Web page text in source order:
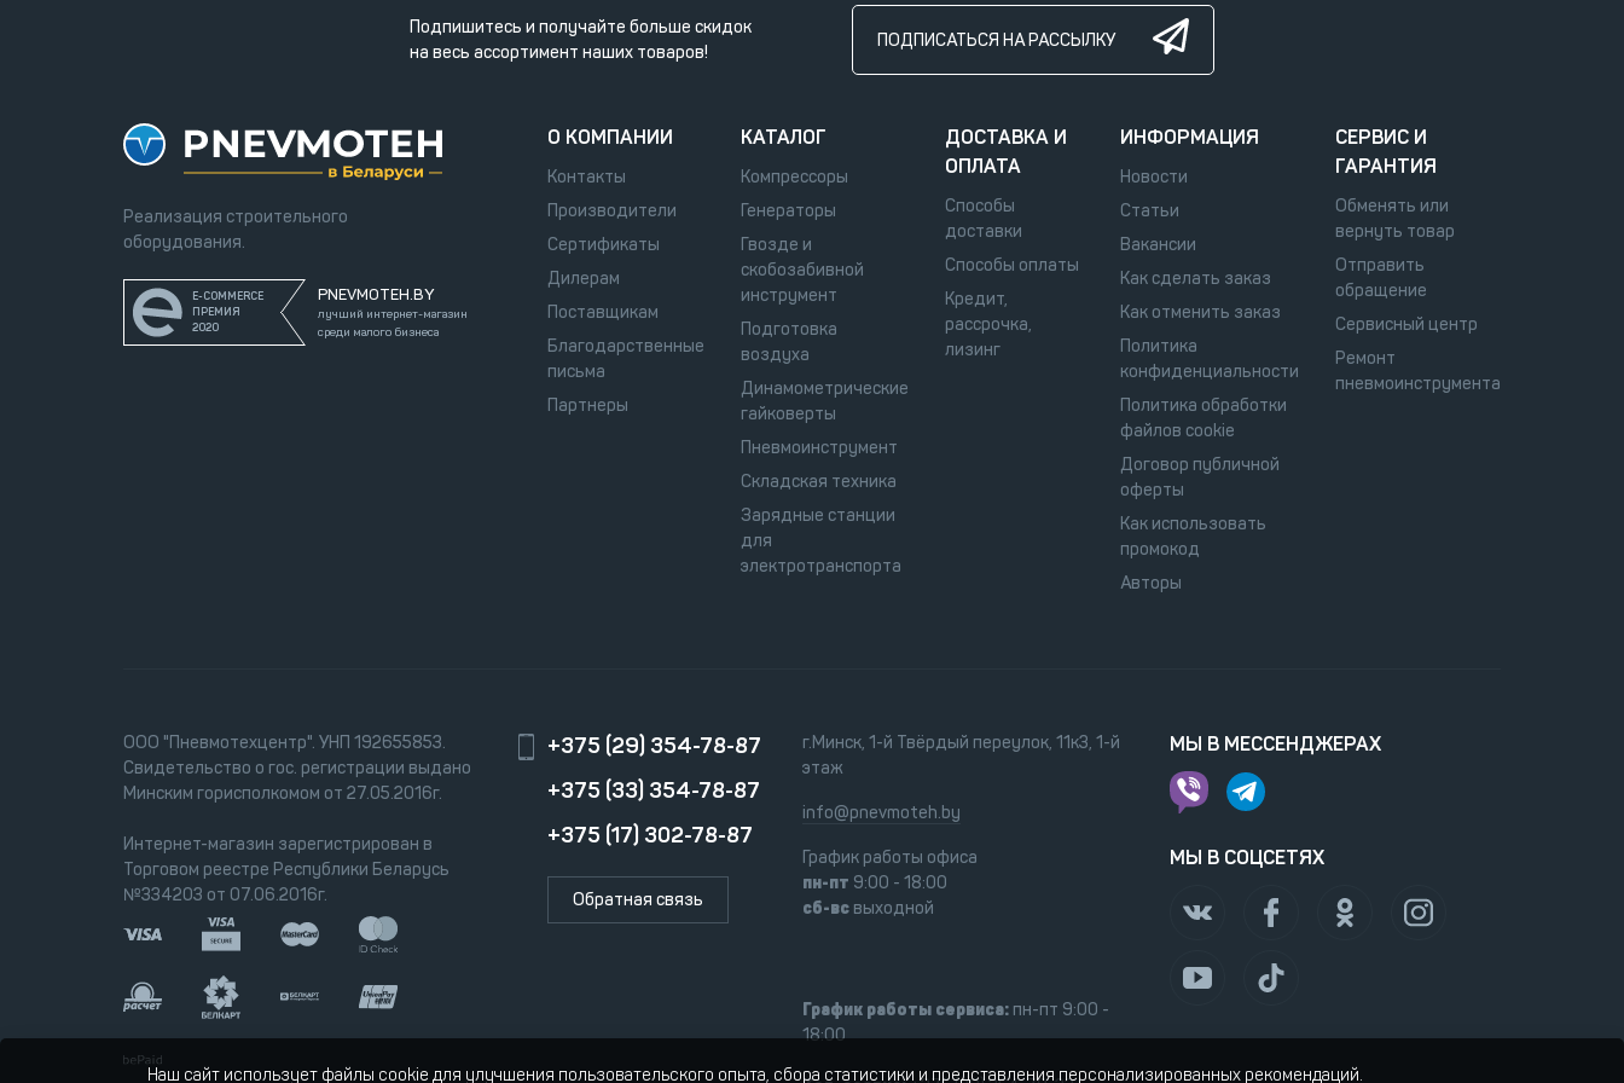
Подпишитесь и получайте больше скидок
на весь ассортимент наших товаров!
ПОДПИСАТЬСЯ НА РАССЫЛКУ
Реализация строительного
оборудования.
E-COMMERCE
ПРЕМИЯ
2020
PNEVMOTEH.BY
лучший интернет-магазин
среди малого бизнеса
О КОМПАНИИ
Контакты
Производители
Сертификаты
Дилерам
Поставщикам
Благодарственные
письма
Партнеры
КАТАЛОГ
Компрессоры
Генераторы
Гвозде и
скобозабивной
инструмент
Подготовка
воздуха
Динамометрические
гайковерты
Пневмоинструмент
Складская техника
Зарядные станции
для
электротранспорта
ДОСТАВКА И
ОПЛАТА
Способы
доставки
Способы оплаты
Кредит,
рассрочка,
лизинг
ИНФОРМАЦИЯ
Новости
Статьи
Вакансии
Как сделать заказ
Как отменить заказ
Политика
конфиденциальности
Политика обработки
файлов cookie
Договор публичной
оферты
Как использовать
промокод
Авторы
СЕРВИС И
ГАРАНТИЯ
Обменять или
вернуть товар
Отправить
обращение
Сервисный центр
Ремонт
пневмоинструмента
ООО "Пневмотехцентр". УНП 192655853.
Свидетельство о гос. регистрации выдано
Минским горисполкомом от 27.05.2016г.
Интернет-магазин зарегистрирован в
Торговом реестре Республики Беларусь
№334203 от 07.06.2016г.
+375 (29) 354-78-87
+375 (33) 354-78-87
+375 (17) 302-78-87
Обратная связь
г.Минск, 1-й Твёрдый переулок, 11к3, 1-й
этаж
info@pnevmoteh.by
График работы офиса
пн-пт 9:00 - 18:00
сб-всвыходной
График работы сервиса:пн-пт 9:00 -
18:00
МЫ В МЕССЕНДЖЕРАХ
МЫ В СОЦСЕТЯХ
Наш сайт использует файлы cookie для улучшения пользовательского опыта, сбора статистики и представления персонализированных рекомендаций.